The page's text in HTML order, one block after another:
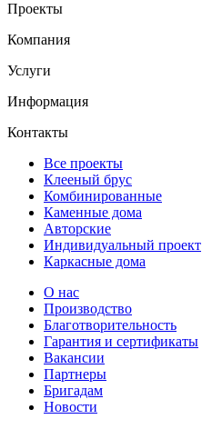
Проекты
Компания
Услуги
Информация
Контакты
Все проекты
Клееный брус
Комбинированные
Каменные дома
Авторские
Индивидуальный проект
Каркасные дома
О нас
Производство
Благотворительность
Гарантия и сертификаты
Вакансии
Партнеры
Бригадам
Новости